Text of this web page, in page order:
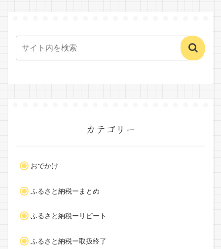
カテゴリー
おでかけ
ふるさと納税ーまとめ
ふるさと納税ーリピート
ふるさと納税ー取扱終了